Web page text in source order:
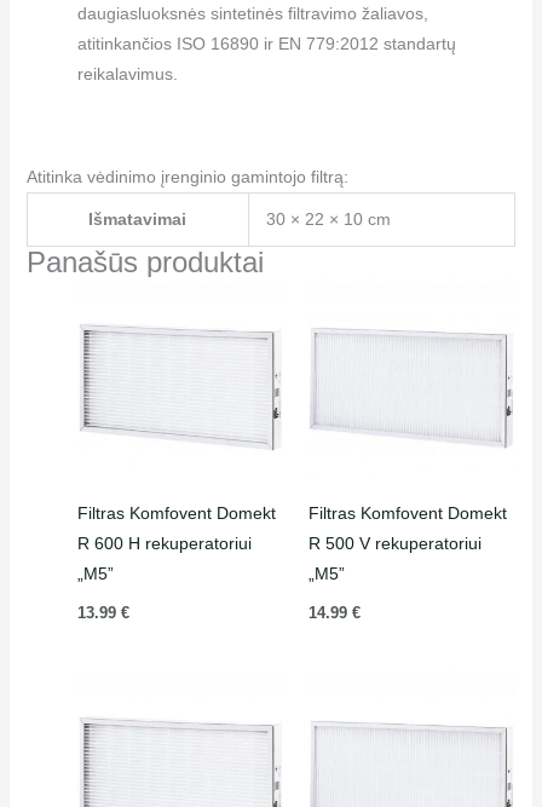
daugiasluoksnės sintetinės filtravimo žaliavos,
atitinkančios ISO 16890 ir EN 779:2012 standartų
reikalavimus.
Atitinka vėdinimo įrenginio gamintojo filtrą:
Išmatavimai 30 × 22 × 10 cm
Panašūs produktai
Filtras Komfovent Domekt
R 600 H rekuperatoriui
„M5”
13.99 €
Filtras Komfovent Domekt
R 500 V rekuperatoriui
„M5”
14.99 €